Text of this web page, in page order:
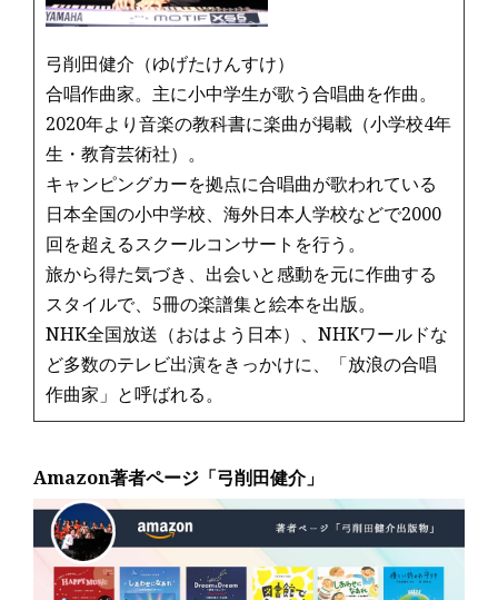
弓削田健介（ゆげたけんすけ）
合唱作曲家。主に小中学生が歌う合唱曲を作曲。
2020年より音楽の教科書に楽曲が掲載（小学校4年
生・教育芸術社）。
キャンピングカーを拠点に合唱曲が歌われている
日本全国の小中学校、海外日本人学校などで2000
回を超えるスクールコンサートを行う。
旅から得た気づき、出会いと感動を元に作曲する
スタイルで、5冊の楽譜集と絵本を出版。
NHK全国放送（おはよう日本）、NHKワールドな
ど多数のテレビ出演をきっかけに、「放浪の合唱
作曲家」と呼ばれる。
Amazon著者ページ「弓削田健介」